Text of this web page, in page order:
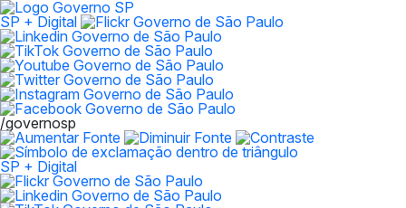
SP + Digital
/governosp
SP + Digital